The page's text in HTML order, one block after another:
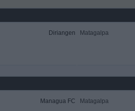
Diriangen Matagalpa
Managua FC Matagalpa